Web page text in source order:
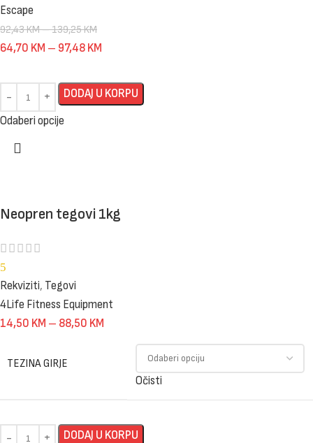
Escape
92,43KM–139,25KM
64,70 KM – 97,48 KM
DODAJ U KORPU
Odaberi opcije
Neopren tegovi 1kg
5
Rekviziti, Tegovi
4Life Fitness Equipment
14,50 KM – 88,50 KM
TEZINA GIRJE
Očisti
DODAJ U KORPU